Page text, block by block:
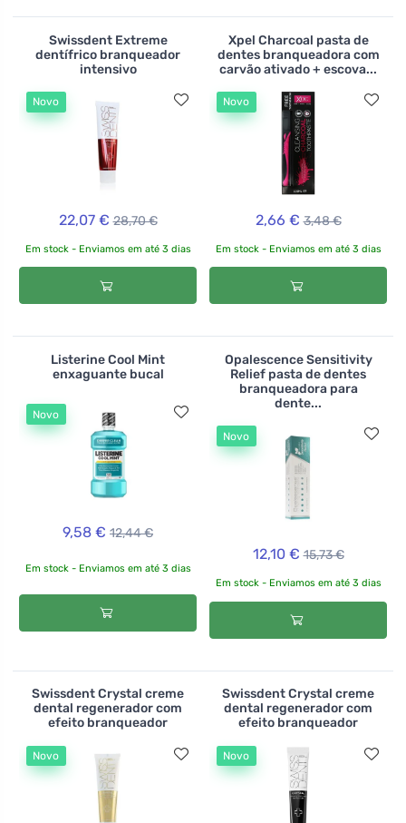
Swissdent Extreme
dentífrico branqueador
intensivo
Novo
22,07 € 28,70 €
Em stock - Enviamos em até 3 dias
Xpel Charcoal pasta de
dentes branqueadora com
carvão ativado + escova...
Novo
2,66 € 3,48 €
Em stock - Enviamos em até 3 dias
Listerine Cool Mint
enxaguante bucal
Novo
9,58 € 12,44 €
Em stock - Enviamos em até 3 dias
Opalescence Sensitivity
Relief pasta de dentes
branqueadora para
dente...
Novo
12,10 € 15,73 €
Em stock - Enviamos em até 3 dias
Swissdent Crystal creme
dental regenerador com
efeito branqueador
Novo
Swissdent Crystal creme
dental regenerador com
efeito branqueador
Novo